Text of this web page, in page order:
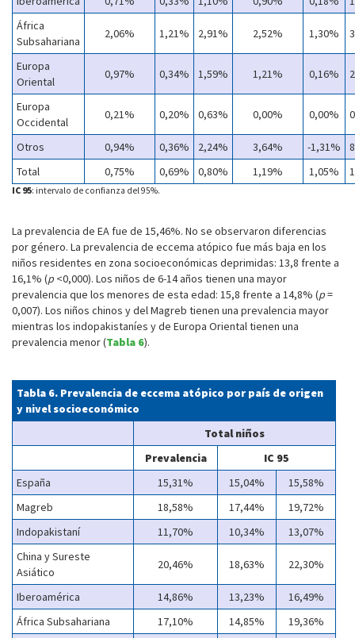
África
Subsahariana
2,06% 1,21% 2,91% 2,52% 1,30%
Europa
Oriental
0,97% 0,34% 1,59% 1,21% 0,16%
Europa
Occidental
0,21% 0,20% 0,63% 0,00% 0,00%
Otros 0,94% 0,36% 2,24% 3,64% -1,31%
Total
0,75% 0,69% 0,80% 1,19% 1,05%
IC 95: intervalo de confianza del 95%.
La prevalencia de EA fue de 15,46%. No se observaron diferencias
por género. La prevalencia de eccema atópico fue más baja en los
niños residentes en zona socioeconómicas deprimidas: 13,8 frente a
16,1% (p <0,000). Los niños de 6-14 años tienen una mayor
prevalencia que los menores de esta edad: 15,8 frente a 14,8% (p=
0,007). Los niños chinos y del Magreb tienen una prevalencia mayor
mientras los indopakistaníes y de Europa Oriental tienen una
prevalencia menor (Tabla 6).
Tabla 6. Prevalencia de eccema atópico por país de origen
y nivel socioeconómico
Total niños
Prevalencia
IC 95
España
15,31% 15,04%
15,58%
Magreb
18,58% 17,44%
19,72%
Indopakistaní
11,70% 10,34%
13,07%
China y Sureste
Asiático
20,46% 18,63% 22,30%
Iberoamérica 14,86% 13,23%
16,49%
África Subsahariana
17,10% 14,85%
19,36%